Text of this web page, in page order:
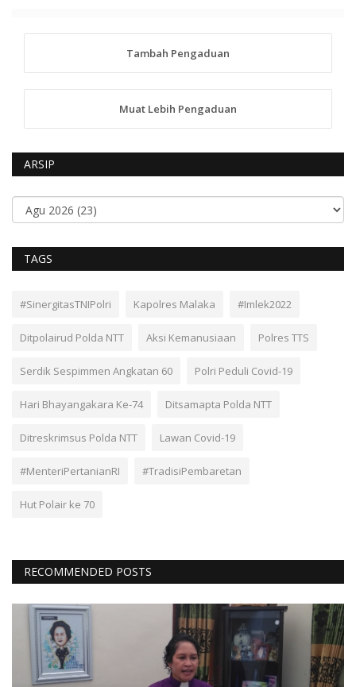
Tambah Pengaduan
Muat Lebih Pengaduan
ARSIP
TAGS
#SinergitasTNIPolri Kapolres Malaka #Imlek2022
Ditpolairud Polda NTT Aksi Kemanusiaan Polres TTS
Serdik Sespimmen Angkatan 60 Polri Peduli Covid-19
Hari Bhayangakara Ke-74 Ditsamapta Polda NTT
Ditreskrimsus Polda NTT Lawan Covid-19
#MenteriPertanianRI #TradisiPembaretan
Hut Polair ke 70
RECOMMENDED POSTS